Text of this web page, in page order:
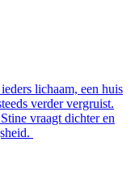
lichaam, een huis
verder vergruist.
vraagt dichter en